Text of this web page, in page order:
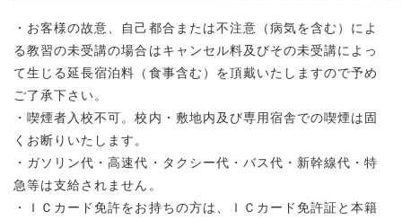
・お客様の故意、自己都合または不注意（病気を含む）によ
る教習の未受講の場合はキャンセル料及びその未受講によっ
て生じる延長宿泊料（食事含む）を頂戴いたしますので予め
ご了承下さい。
・喫煙者入校不可。校内・敷地内及び専用宿舎での喫煙は固
くお断りいたします。
・ガソリン代・高速代・タクシー代・バス代・新幹線代・特
急等は支給されません。
・ＩＣカード免許をお持ちの方は、ＩＣカード免許証と本籍